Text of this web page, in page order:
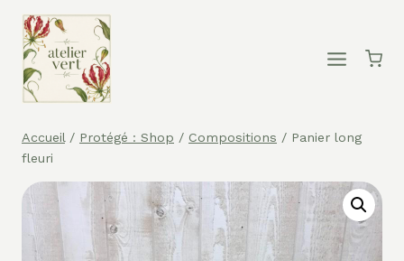
Aller
contenu
Accueil / Protégé : Shop / Compositions / Panier long
fleuri